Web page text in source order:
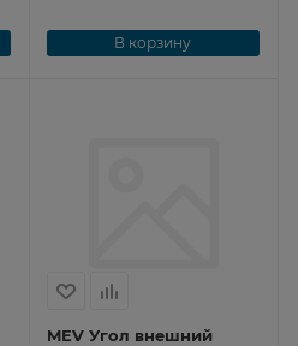
В корзину
MEV Угол внешний